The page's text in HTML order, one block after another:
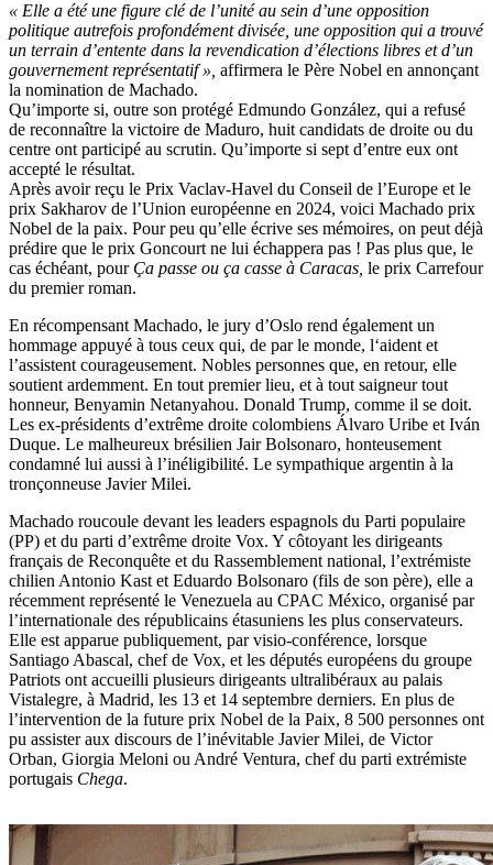
« Elle a été une figure clé de l’unité au sein d’une opposition
politique autrefois profondément divisée, une opposition qui a trouvé
un terrain d’entente dans la revendication d’élections libres et d’un
gouvernement représentatif », affirmera le Père Nobel en annonçant
la nomination de Machado.
Qu’importe si, outre son protégé Edmundo González, qui a refusé
de reconnaître la victoire de Maduro, huit candidats de droite ou du
centre ont participé au scrutin. Qu’importe si sept d’entre eux ont
accepté le résultat.
Après avoir reçu le Prix Vaclav-Havel du Conseil de l’Europe et le
prix Sakharov de l’Union européenne en 2024, voici Machado prix
Nobel de la paix. Pour peu qu’elle écrive ses mémoires, on peut déjà
prédire que le prix Goncourt ne lui échappera pas ! Pas plus que, le
cas échéant, pour Ça passe ou ça casse à Caracas, le prix Carrefour
du premier roman.
En récompensant Machado, le jury d’Oslo rend également un
hommage appuyé à tous ceux qui, de par le monde, l‘aident et
l’assistent courageusement. Nobles personnes que, en retour, elle
soutient ardemment. En tout premier lieu, et à tout saigneur tout
honneur, Benyamin Netanyahou. Donald Trump, comme il se doit.
Les ex-présidents d’extrême droite colombiens Álvaro Uribe et Iván
Duque. Le malheureux brésilien Jair Bolsonaro, honteusement
condamné lui aussi à l’inéligibilité. Le sympathique argentin à la
tronçonneuse Javier Milei.
Machado roucoule devant les leaders espagnols du Parti populaire
(PP) et du parti d’extrême droite Vox. Y côtoyant les dirigeants
français de Reconquête et du Rassemblement national, l’extrémiste
chilien Antonio Kast et Eduardo Bolsonaro (fils de son père), elle a
récemment représenté le Venezuela au CPAC México, organisé par
l’internationale des républicains étasuniens les plus conservateurs.
Elle est apparue publiquement, par visio-conférence, lorsque
Santiago Abascal, chef de Vox, et les députés européens du groupe
Patriots ont accueilli plusieurs dirigeants ultralibéraux au palais
Vistalegre, à Madrid, les 13 et 14 septembre derniers. En plus de
l’intervention de la future prix Nobel de la Paix, 8 500 personnes ont
pu assister aux discours de l’inévitable Javier Milei, de Victor
Orban, Giorgia Meloni ou André Ventura, chef du parti extrémiste
portugais Chega.